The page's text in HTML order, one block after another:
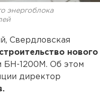
энергоблока
Свердловская
строительство нового
БН-1200М. Об этом
директор